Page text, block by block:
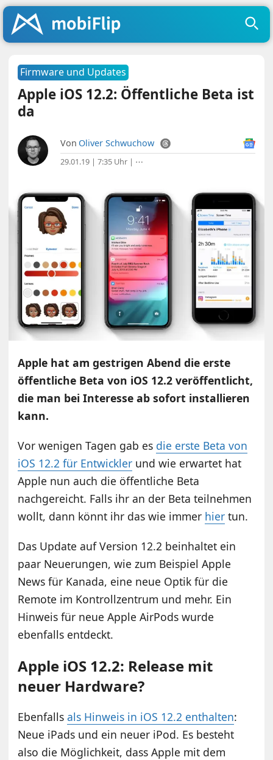
Firmware und Updates
Apple iOS 12.2: Öffentliche Beta ist
da
Von Oliver Schwuchow
29.01.19 | 7:35 Uhr | ⋯
Apple hat am gestrigen Abend die erste
öffentliche Beta von iOS 12.2 veröffentlicht,
die man bei Interesse ab sofort installieren
kann.
Vor wenigen Tagen gab es die erste Beta von
iOS 12.2 für Entwickler und wie erwartet hat
Apple nun auch die öffentliche Beta
nachgereicht. Falls ihr an der Beta teilnehmen
wollt, dann könnt ihr das wie immer hier tun.
Das Update auf Version 12.2 beinhaltet ein
paar Neuerungen, wie zum Beispiel Apple
News für Kanada, eine neue Optik für die
Remote im Kontrollzentrum und mehr. Ein
Hinweis für neue Apple AirPods wurde
ebenfalls entdeckt.
Apple iOS 12.2: Release mit
neuer Hardware?
Ebenfallsals Hinweis in iOS 12.2 enthalten:
Neue iPads und ein neuer iPod. Es besteht
also die Möglichkeit, dass Apple mit dem